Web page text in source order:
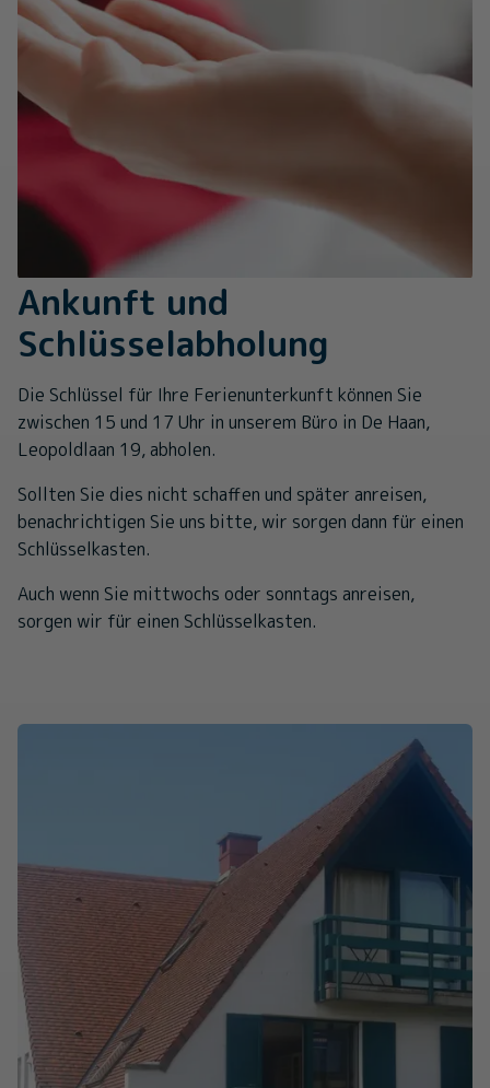
Ankunft und
Schlüsselabholung
Die Schlüssel für Ihre Ferienunterkunft können Sie
zwischen 15 und 17 Uhr in unserem Büro in De Haan,
Leopoldlaan 19, abholen.
Sollten Sie dies nicht schaffen und später anreisen,
benachrichtigen Sie uns bitte, wir sorgen dann für einen
Schlüsselkasten.
Auch wenn Sie mittwochs oder sonntags anreisen,
sorgen wir für einen Schlüsselkasten.